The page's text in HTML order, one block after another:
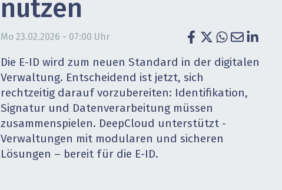
» alle News
Blockchain
EU-DSGVO
XaaS, Managed Services & Co.
Digital Banking
» alle Dossiers
Artificial
Finance
Fintech
nutzen
Mo 23.02.2026 - 07:00 Uhr
Die E-ID wird zum neuen Standard in der digitalen
Verwaltung. Entscheidend ist jetzt, sich
rechtzeitig darauf ­vorzubereiten: Identifikation,
Signatur und Datenverarbeitung müssen
zusammenspielen. DeepCloud unterstützt ­
Verwaltungen mit ­modularen und sicheren
Lösungen – bereit für die E-ID.